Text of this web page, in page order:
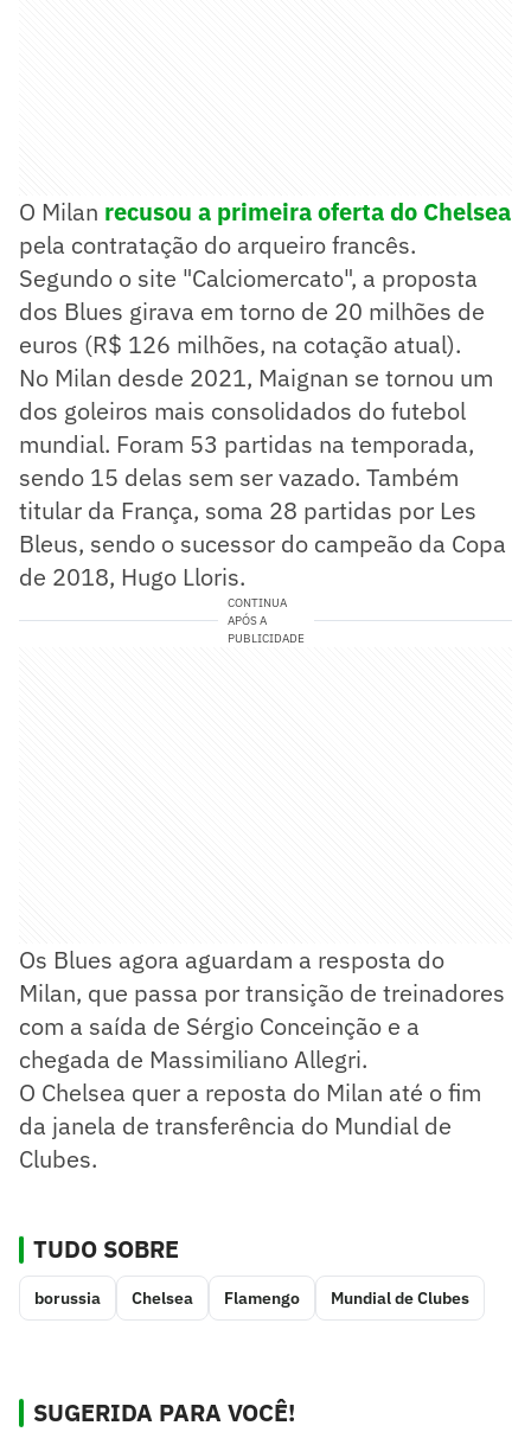
O Milan recusou a primeira oferta do Chelsea
pela contratação do arqueiro francês.
Segundo o site "Calciomercato", a proposta
dos Blues girava em torno de 20 milhões de
euros (R$ 126 milhões, na cotação atual).
No Milan desde 2021, Maignan se tornou um
dos goleiros mais consolidados do futebol
mundial. Foram 53 partidas na temporada,
sendo 15 delas sem ser vazado. Também
titular da França, soma 28 partidas por Les
Bleus, sendo o sucessor do campeão da Copa
de 2018, Hugo Lloris.
CONTINUA
APÓS A
PUBLICIDADE
Os Blues agora aguardam a resposta do
Milan, que passa por transição de treinadores
com a saída de Sérgio Conceinção e a
chegada de Massimiliano Allegri.
O Chelsea quer a reposta do Milan até o fim
da janela de transferência do Mundial de
Clubes.
TUDO SOBRE
borussia Chelsea Flamengo Mundial de Clubes
SUGERIDA PARA VOCÊ!